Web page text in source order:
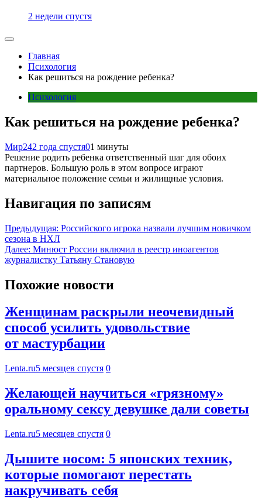
2 недели спустя
Главная
Психология
Как решиться на рождение ребенка?
Психология
Как решиться на рождение ребенка?
Мир242 года спустя01 минуты
Решение родить ребенка ответственный шаг для обоих
партнеров. Большую роль в этом вопросе играют
материальное положение семьи и жилищные условия.
Навигация по записям
Предыдущая: Российского игрока назвали лучшим новичком
сезона в НХЛ
Далее: Минюст России включил в реестр иноагентов
журналистку Татьяну Становую
Похожие новости
Женщинам раскрыли неочевидный
способ усилить удовольствие
от мастурбации
Lenta.ru5 месяцев спустя 0
Желающей научиться «грязному»
оральному сексу девушке дали советы
Lenta.ru5 месяцев спустя 0
Дышите носом: 5 японских техник,
которые помогают перестать
накручивать себя